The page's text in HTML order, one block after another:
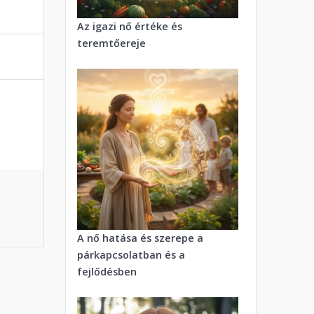
Az igazi nő értéke és
teremtőereje
A nő hatása és szerepe a
párkapcsolatban és a
fejlődésben